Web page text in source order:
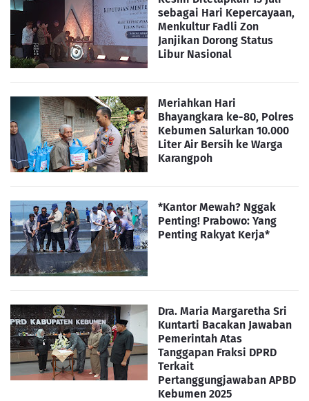
sebagai Hari Kepercayaan,
Menkultur Fadli Zon
Janjikan Dorong Status
Libur Nasional
Meriahkan Hari
Bhayangkara ke-80, Polres
Kebumen Salurkan 10.000
Liter Air Bersih ke Warga
Karangpoh
*Kantor Mewah? Nggak
Penting! Prabowo: Yang
Penting Rakyat Kerja*
Dra. Maria Margaretha Sri
Kuntarti Bacakan Jawaban
Pemerintah Atas
Tanggapan Fraksi DPRD
Terkait
Pertanggungjawaban APBD
Kebumen 2025